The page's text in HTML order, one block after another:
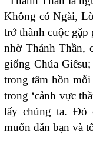
Không có Ngài,
trở thành cuộc
nhờ Thánh Thần,
giống Chúa
trong tâm hồn
trong ‘cảnh vực
lấy chúng ta. Đó
muốn dẫn bạn và